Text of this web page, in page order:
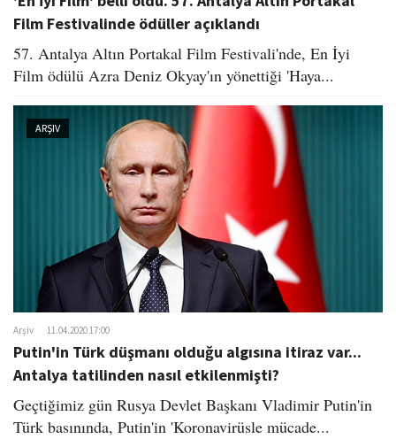
Film Festivalinde ödüller açıklandı
57. Antalya Altın Portakal Film Festivali'nde, En İyi
Film ödülü Azra Deniz Okyay'ın yönettiği 'Haya...
ARŞIV
Arşiv 11.04.2020 17:00
Putin'in Türk düşmanı olduğu algısına itiraz var...
Antalya tatilinden nasıl etkilenmişti?
Geçtiğimiz gün Rusya Devlet Başkanı Vladimir Putin'in
Türk basınında, Putin'in 'Koronavirüsle mücade...